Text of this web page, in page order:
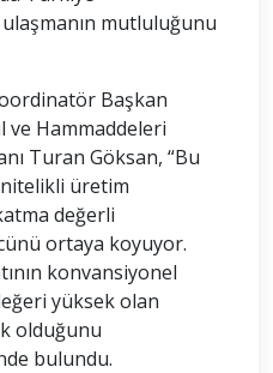
mutluluğunu
Başkan
ve Hammaddeleri
Turan Göksan, “Bu
üretim
değerli
ortaya koyuyor.
konvansiyonel
yüksek olan
olduğunu
bulundu.